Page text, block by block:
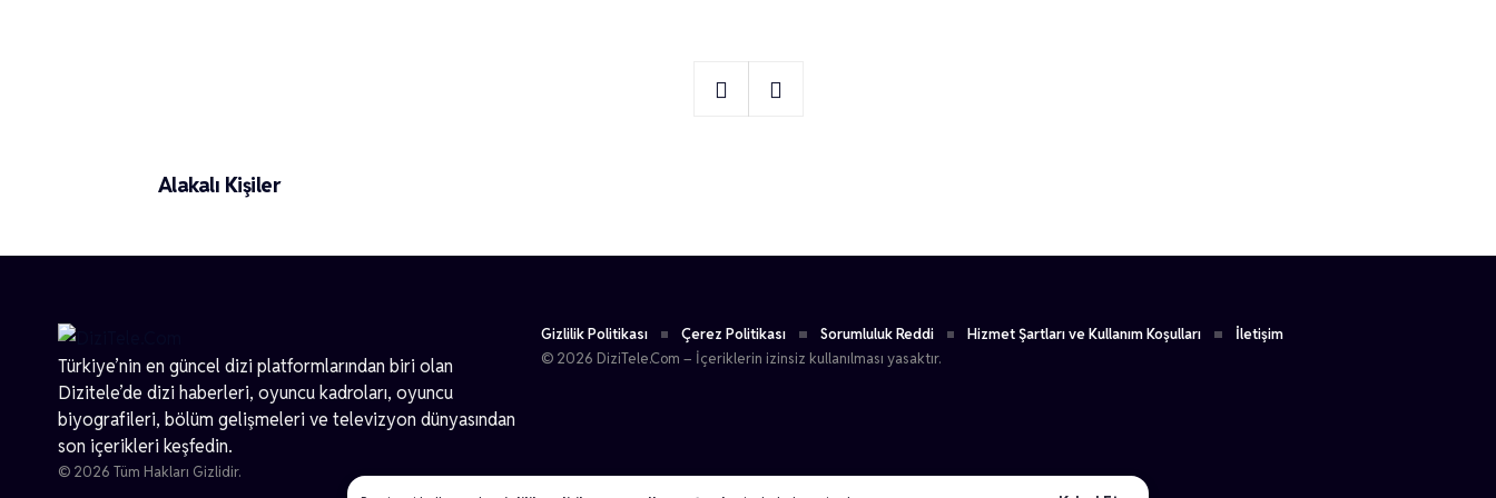
Alakalı Kişiler
Fatih Artman
Türkiye’nin en güncel dizi platformlarından biri olan
Dizitele’de dizi haberleri, oyuncu kadroları, oyuncu
biyografileri, bölüm gelişmeleri ve televizyon dünyasından
son içerikleri keşfedin.
© 2026 Tüm Hakları Gizlidir.
Gizlilik Politikası Çerez Politikası Sorumluluk Reddi Hizmet Şartları ve Kullanım Koşulları
İletişim
© 2026 DiziTele.Com – İçeriklerin izinsiz kullanılması yasaktır.